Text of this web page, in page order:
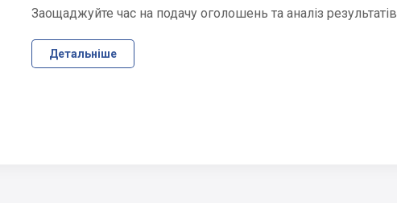
Заощаджуйте час на подачу оголошень та аналіз результатів
Детальніше